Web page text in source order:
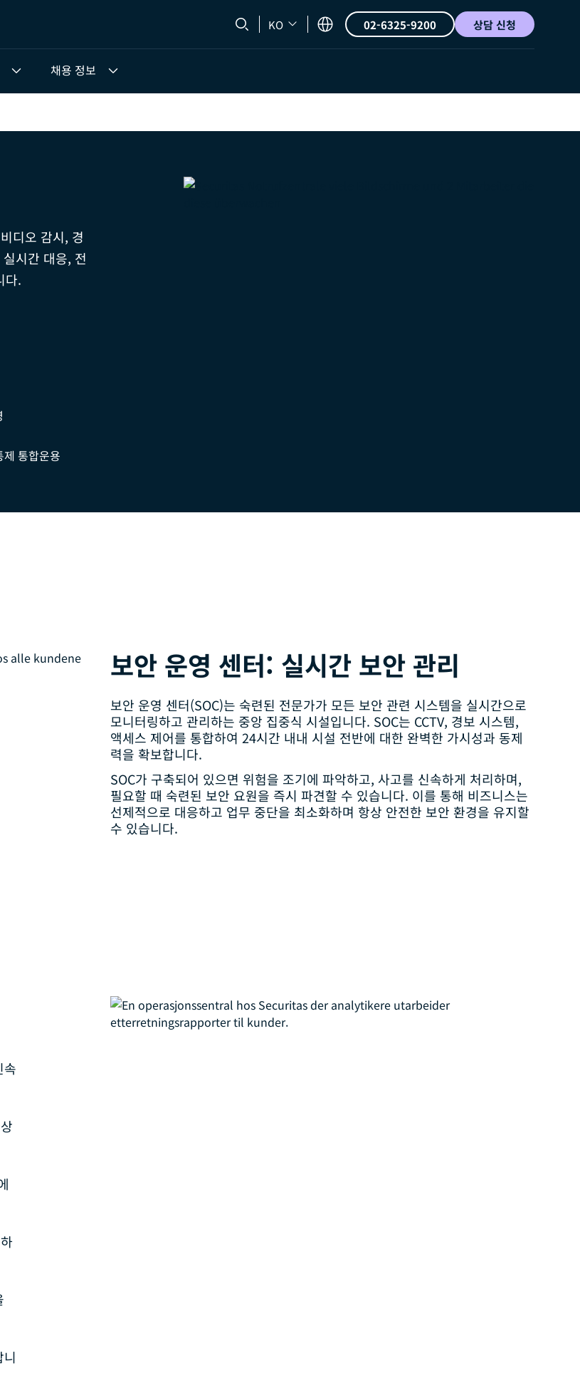
KO 02-6325-9200 상담 신청
채용 정보
디오 감시, 경
시간 대응, 전
다.
제 통합운용
보안 운영 센터: 실시간 보안 관리
보안 운영 센터(SOC)는 숙련된 전문가가 모든 보안 관련 시스템을 실시간으로
모니터링하고 관리하는 중앙 집중식 시설입니다. SOC는 CCTV, 경보 시스템,
액세스 제어를 통합하여 24시간 내내 시설 전반에 대한 완벽한 가시성과 동제
력을 확보합니다.
SOC가 구축되어 있으면 위험을 조기에 파악하고, 사고를 신속하게 처리하며,
필요할 때 숙련된 보안 요원을 즉시 파견할 수 있습니다. 이를 통해 비즈니스는
선제적으로 대응하고 업무 중단을 최소화하며 항상 안전한 보안 환경을 유지할
수 있습니다.
속